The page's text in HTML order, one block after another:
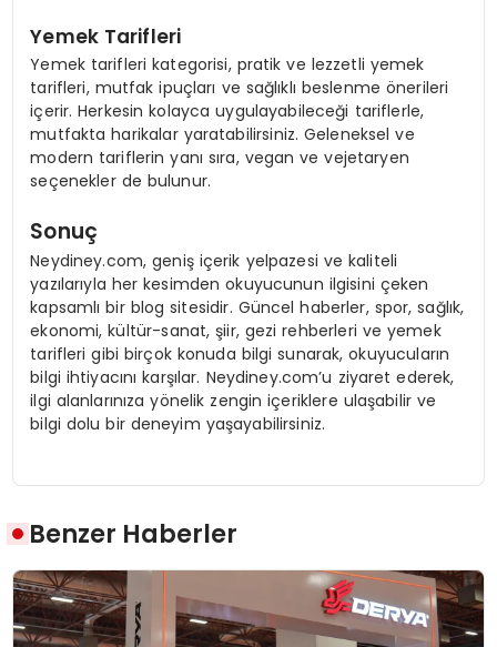
Yemek Tarifleri
Yemek tarifleri kategorisi, pratik ve lezzetli yemek
tarifleri, mutfak ipuçları ve sağlıklı beslenme önerileri
içerir. Herkesin kolayca uygulayabileceği tariflerle,
mutfakta harikalar yaratabilirsiniz. Geleneksel ve
modern tariflerin yanı sıra, vegan ve vejetaryen
seçenekler de bulunur.
Sonuç
Neydiney.com, geniş içerik yelpazesi ve kaliteli
yazılarıyla her kesimden okuyucunun ilgisini çeken
kapsamlı bir blog sitesidir. Güncel haberler, spor, sağlık,
ekonomi, kültür-sanat, şiir, gezi rehberleri ve yemek
tarifleri gibi birçok konuda bilgi sunarak, okuyucuların
bilgi ihtiyacını karşılar. Neydiney.com’u ziyaret ederek,
ilgi alanlarınıza yönelik zengin içeriklere ulaşabilir ve
bilgi dolu bir deneyim yaşayabilirsiniz.
Benzer Haberler